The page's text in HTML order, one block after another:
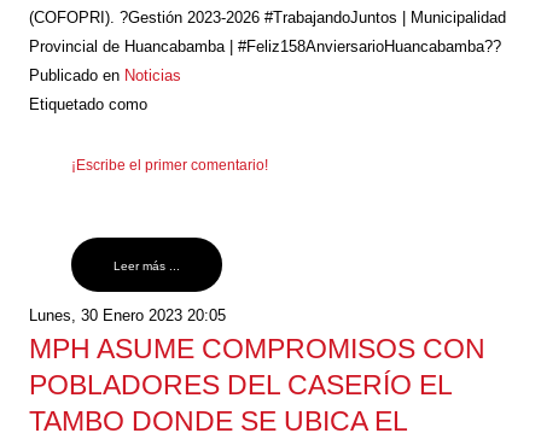
(COFOPRI). ?Gestión 2023-2026 #TrabajandoJuntos | Municipalidad
Provincial de Huancabamba | #Feliz158AnviersarioHuancabamba??
Publicado en Noticias
Etiquetado como
¡Escribe el primer comentario!
Leer más ...
Lunes, 30 Enero 2023 20:05
MPH ASUME COMPROMISOS CON
POBLADORES DEL CASERÍO EL
TAMBO DONDE SE UBICA EL